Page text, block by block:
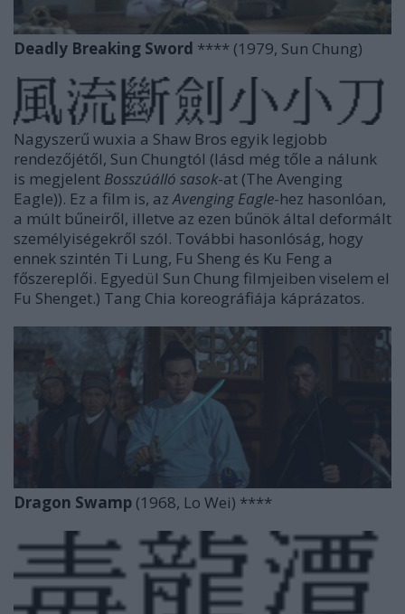
Deadly Breaking Sword **** (1979, Sun Chung)
Nagyszerű wuxia a Shaw Bros egyik legjobb
rendezőjétől, Sun Chungtól (lásd még tőle a nálunk
is megjelent Bosszúálló sasok-at (The Avenging
Eagle)). Ez a film is, azAvenging Eagle-hez hasonlóan,
a múlt bűneiről, illetve az ezen bűnök által deformált
személyiségekről szól. További hasonlóság, hogy
ennek szintén Ti Lung, Fu Sheng és Ku Feng a
főszereplői. Egyedül Sun Chung filmjeiben viselem el
Fu Shenget.) Tang Chia koreográfiája káprázatos.
Dragon Swamp (1968, Lo Wei) ****